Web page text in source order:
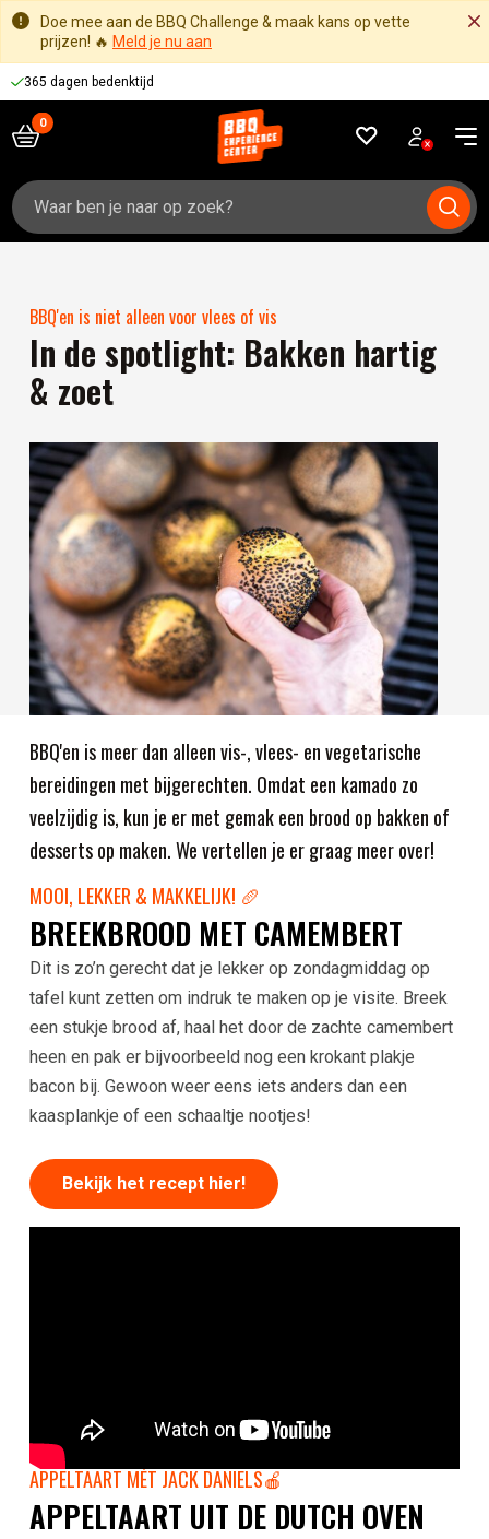
Doe mee aan de BBQ Challenge & maak kans op vette
prijzen! 🔥 Meld je nu aan
365 dagen bedenktijd
Zoeken
naar:
BBQ'en is niet alleen voor vlees of vis
In de spotlight: Bakken hartig
& zoet
BBQ'en is meer dan alleen vis-, vlees- en vegetarische
bereidingen met bijgerechten. Omdat een kamado zo
veelzijdig is, kun je er met gemak een brood op bakken of
desserts op maken. We vertellen je er graag meer over!
MOOI, LEKKER & MAKKELIJK! 🥖
BREEKBROOD MET CAMEMBERT
Dit is zo’n gerecht dat je lekker op zondagmiddag op
tafel kunt zetten om indruk te maken op je visite. Breek
een stukje brood af, haal het door de zachte camembert
heen en pak er bijvoorbeeld nog een krokant plakje
bacon bij. Gewoon weer eens iets anders dan een
kaasplankje of een schaaltje nootjes!
Bekijk het recept hier!
APPELTAART MÉT JACK DANIELS🍎
APPELTAART UIT DE DUTCH OVEN